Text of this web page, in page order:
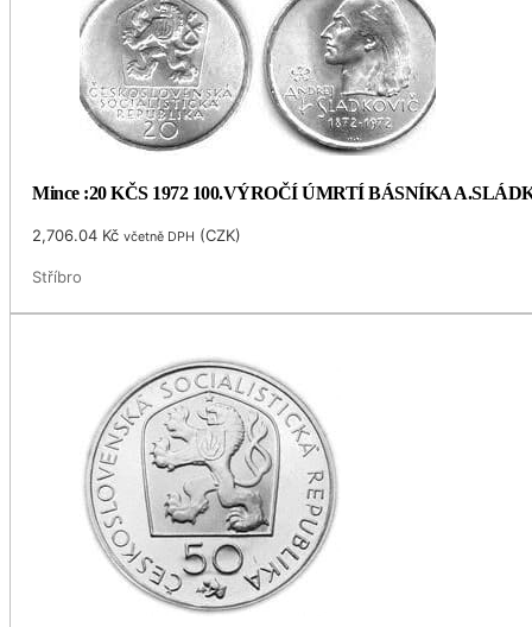
Mince :20 KČS 1972 100.VÝROČÍ ÚMRTÍ BÁSNÍKA
2,706.04 Kč včetně DPH (CZK)
Stříbro